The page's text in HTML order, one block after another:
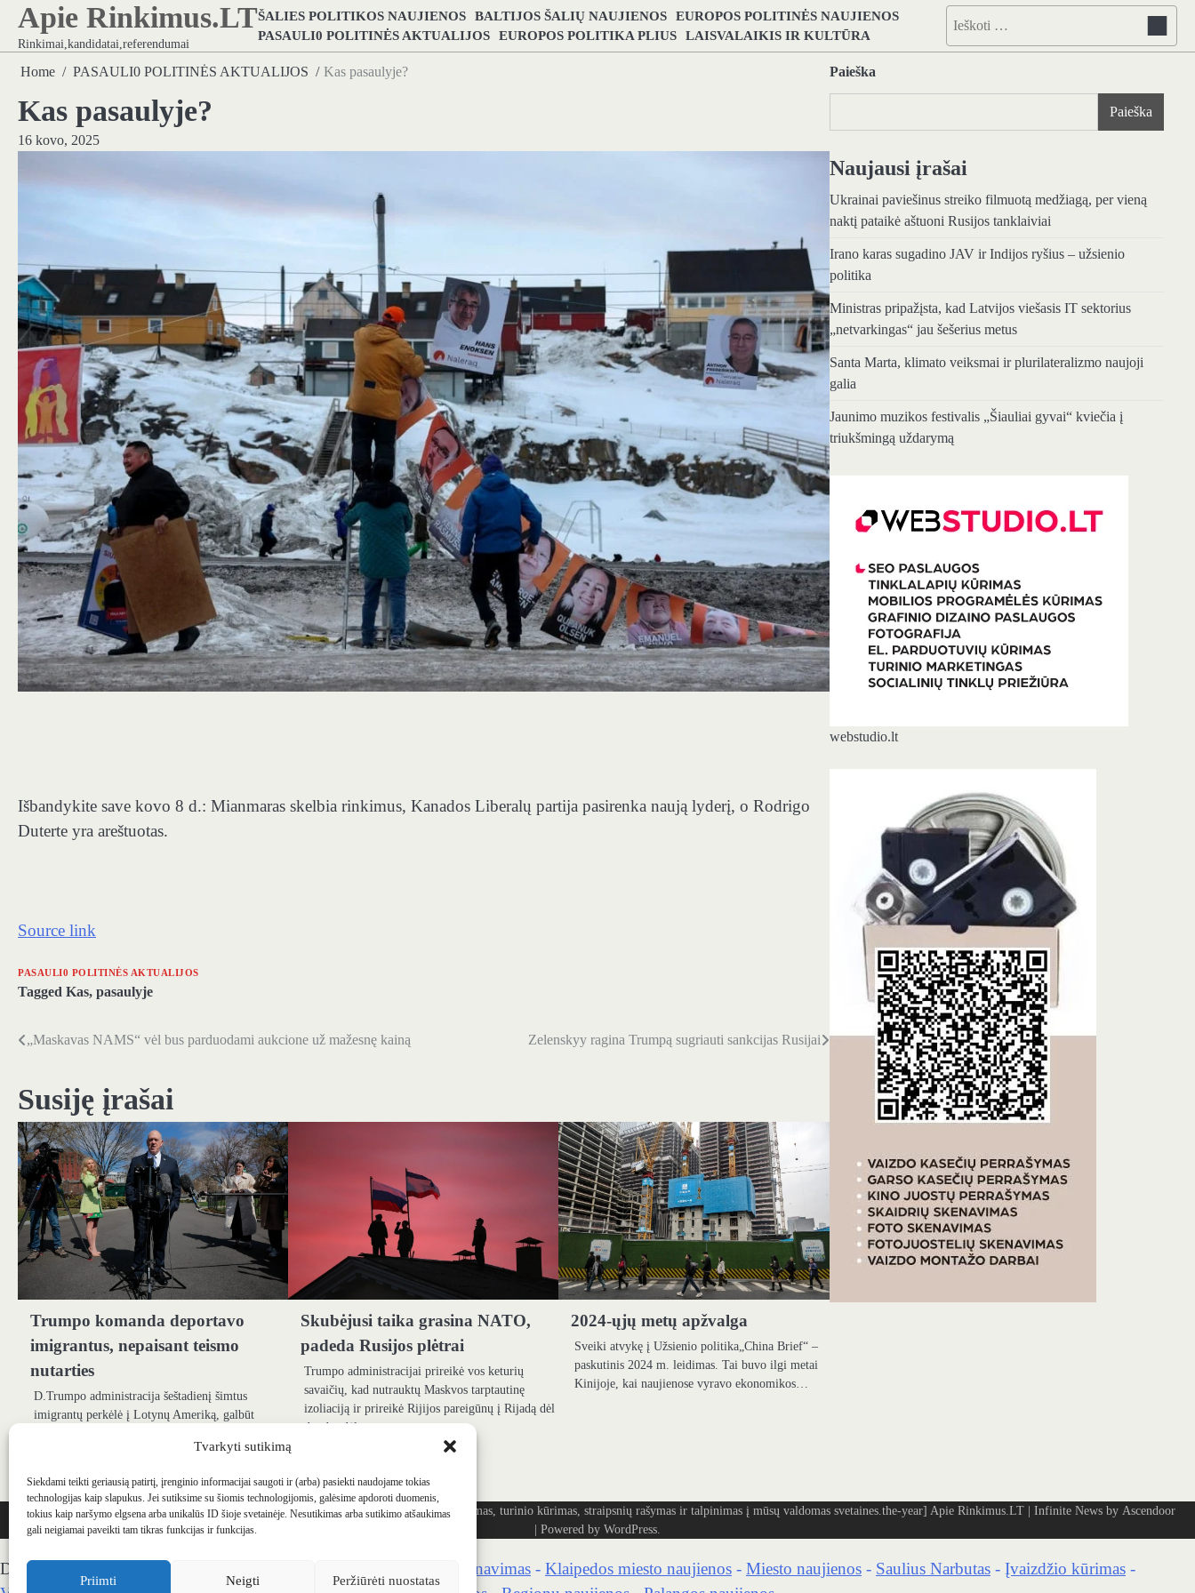
Tvarkyti sutikimą
Siekdami teikti geriausią patirtį, įrenginio informacijai saugoti ir (arba) pasiekti naudojame tokias
technologijas kaip slapukus. Jei sutiksime su šiomis technologijomis, galėsime apdoroti duomenis,
tokius kaip naršymo elgsena arba unikalūs ID šioje svetainėje. Nesutikimas arba sutikimo atšaukimas
gali neigiamai paveikti tam tikras funkcijas ir funkcijas.
Priimti Neigti Peržiūrėti nuostatas
Skip
content
Apie Rinkimus.LT
Rinkimai,kandidatai,referendumai
ŠALIES POLITIKOS NAUJIENOS BALTIJOS ŠALIŲ NAUJIENOS EUROPOS POLITINĖS NAUJIENOS
PASAULI0 POLITINĖS AKTUALIJOS EUROPOS POLITIKA PLIUS LAISVALAIKIS IR KULTŪRA
Ieškoti:
Home PASAULI0 POLITINĖS AKTUALIJOS Kas pasaulyje?
Kas pasaulyje?
16 kovo, 2025
Išbandykite save kovo 8 d.: Mianmaras skelbia rinkimus, Kanados Liberalų partija pasirenka naują lyderį, o Rodrigo
Duterte yra areštuotas.
Source link
PASAULI0 POLITINĖS AKTUALIJOS
Tagged Kas, pasaulyje
Navigacija
įrašų
„Maskavas NAMS“ vėl bus parduodami aukcione už mažesnę kainą Zelenskyy ragina Trumpą sugriauti sankcijas Rusijai
Susiję įrašai
Trumpo komanda deportavo
imigrantus, nepaisant teismo
nutarties
D.Trumpo administracija šeštadienį šimtus
imigrantų perkėlė į Lotynų Ameriką, galbūt
deportacijai. Nors Baltųjų rūmų pareigūnai
Skubėjusi taika grasina NATO,
padeda Rusijos plėtrai
Trumpo administracijai prireikė vos keturių
savaičių, kad nutrauktų Maskvos tarptautinę
izoliaciją ir prireikė Rijijos pareigūnų į Rijadą dėl
derybų dėl…
2024-ųjų metų apžvalga
Sveiki atvykę į Užsienio politika„China Brief“ –
paskutinis 2024 m. leidimas. Tai buvo ilgi metai
Kinijoje, kai naujienose vyravo ekonomikos…
Paieška
Paieška
Naujausi įrašai
Ukrainai paviešinus streiko filmuotą medžiagą, per vieną
naktį pataikė aštuoni Rusijos tanklaiviai
Irano karas sugadino JAV ir Indijos ryšius – užsienio
politika
Ministras pripažįsta, kad Latvijos viešasis IT sektorius
„netvarkingas“ jau šešerius metus
Santa Marta, klimato veiksmai ir plurilateralizmo naujoji
galia
Jaunimo muzikos festivalis „Šiauliai gyvai“ kviečia į
triukšmingą uždarymą
webstudio.lt
WEBSTUDIO.LT© SKAITMENINIO MARKETINGO PASLAUGOS. SEO tekstų rašymas, turinio kūrimas, straipsnių rašymas ir talpinimas į mūsų valdomas svetaines.the-year] Apie Rinkimus.LT| Infinite News by Ascendoor
| Powered by WordPress.
Draugai: - Marketingo agentūra Skaidrių skenavimas - Klaipedos miesto naujienos - Miesto naujienos - Saulius Narbutas - Įvaizdžio kūrimas -